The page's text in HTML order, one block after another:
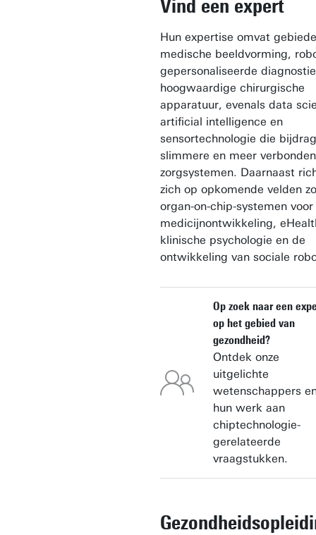
Vind een expert
Hun expertise omvat
medische beeldvorming,
gepersonaliseerde
hoogwaardige chirurgische
apparatuur, evenals data
artificial intelligence en
sensortechnologie die
slimmere en meer verbonden
zorgsystemen. Daarnaast
zich op opkomende velden
organ-on-chip-systemen voor
medicijnontwikkeling,
klinische psychologie en de
ontwikkeling van sociale
Op zoek naar een
op het gebied van
gezondheid?
Ontdek onze
uitgelichte
wetenschappers
hun werk aan
chiptechnologie-
gerelateerde
vraagstukken.